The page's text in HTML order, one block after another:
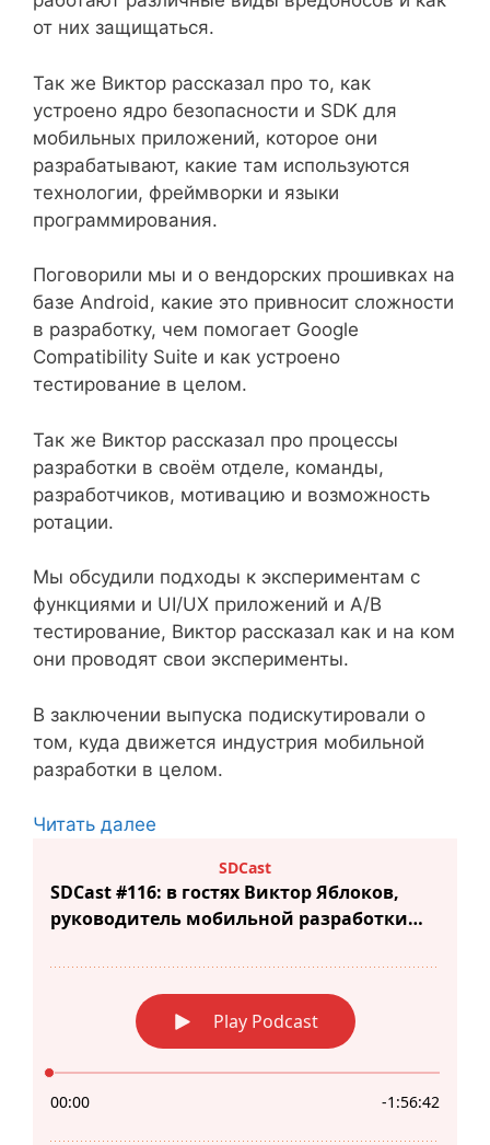
от них защищаться.
Так же Виктор рассказал про то, как
устроено ядро безопасности и SDK для
мобильных приложений, которое они
разрабатывают, какие там используются
технологии, фреймворки и языки
программирования.
Поговорили мы и о вендорских прошивках на
базе Android, какие это привносит сложности
в разработку, чем помогает Google
Compatibility Suite и как устроено
тестирование в целом.
Так же Виктор рассказал про процессы
разработки в своём отделе, команды,
разработчиков, мотивацию и возможность
ротации.
Мы обсудили подходы к экспериментам с
функциями и UI/UX приложений и A/B
тестирование, Виктор рассказал как и на ком
они проводят свои эксперименты.
В заключении выпуска подискутировали о
том, куда движется индустрия мобильной
разработки в целом.
Читать далее